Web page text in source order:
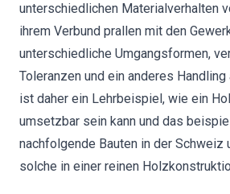
unterschiedlichen Materialverhalten
ihrem Verbund prallen mit den
unterschiedliche Umgangsformen,
Toleranzen und ein anderes Handling
ist daher ein Lehrbeispiel, wie ein
umsetzbar sein kann und das
nachfolgende Bauten in der Schweiz
solche in einer reinen